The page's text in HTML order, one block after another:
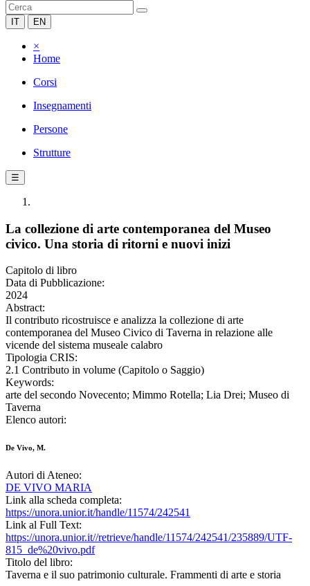
IT EN
×
Home
Corsi
Insegnamenti
Persone
Strutture
☰
La collezione di arte contemporanea del Museo
civico. Una storia di ritorni e nuovi inizi
Capitolo di libro
Data di Pubblicazione:
2024
Abstract:
Il contributo ricostruisce e analizza la collezione di arte
contemporanea del Museo Civico di Taverna in relazione alle
vicende del sistema museale calabro
Tipologia CRIS:
2.1 Contributo in volume (Capitolo o Saggio)
Keywords:
arte del secondo Novecento; Mimmo Rotella; Lia Drei; Museo di
Taverna
Elenco autori:
De Vivo, M.
Autori di Ateneo:
DE VIVO MARIA
Link alla scheda completa:
https://unora.unior.it/handle/11574/242541
Link al Full Text:
https://unora.unior.it//retrieve/handle/11574/242541/235889/UTF-
815_de%20vivo.pdf
Titolo del libro:
Taverna e il suo patrimonio culturale. Frammenti di arte e storia